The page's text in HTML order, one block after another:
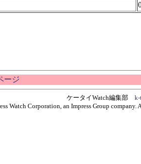
ージ
ケータイWatch編集部 k-
Watch Corporation, an Impress Group company.